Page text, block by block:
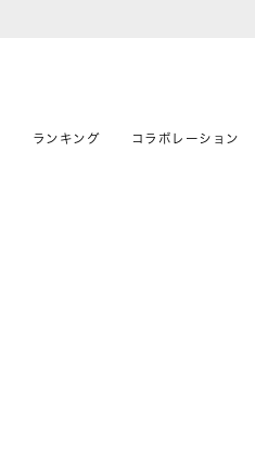
ランキング コラボレーション